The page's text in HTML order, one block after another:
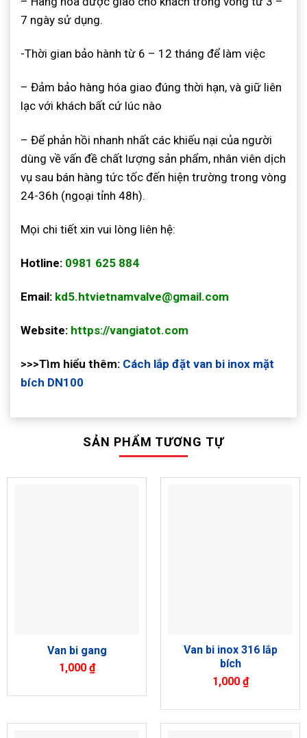
7 ngày sử dụng.
-Thời gian bảo hành từ 6 – 12 tháng để làm việc
– Đảm bảo hàng hóa giao đúng thời hạn, và giữ liên
lạc với khách bất cứ lúc nào
– Để phản hồi nhanh nhất các khiếu nại của người
dùng về vấn đề chất lượng sản phẩm, nhân viên dịch
vụ sau bán hàng tức tốc đến hiện trường trong vòng
24-36h (ngoại tỉnh 48h).
Mọi chi tiết xin vui lòng liên hệ:
Hotline: 0981 625 884
Email: kd5.htvietnamvalve@gmail.com
Website: https://vangiatot.com
>>>Tìm hiểu thêm: Cách lắp đặt van bi inox mặt
bích DN100
SẢN PHẨM TƯƠNG TỰ
Van bi gang
1,000 ₫
Van bi inox 316 lắp
bích
1,000 ₫